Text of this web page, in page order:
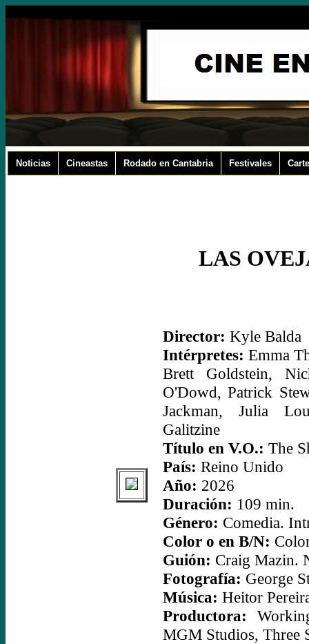
Noticias Cineastas Rodado en Cantabria Festivales
LAS
Director: Kyle Balda
Intérpretes: Emma
Brett Goldstein,
O'Dowd, Patrick
Jackman, Julia
Galitzine
Título en V.O.: The
País: Reino Unido
Año: 2026
Duración: 109 min.
Género: Comedia.
Color o en B/N:
Guión: Craig Mazin.
Fotografía: George
Música: Heitor
Productora:
MGM Studios, Three